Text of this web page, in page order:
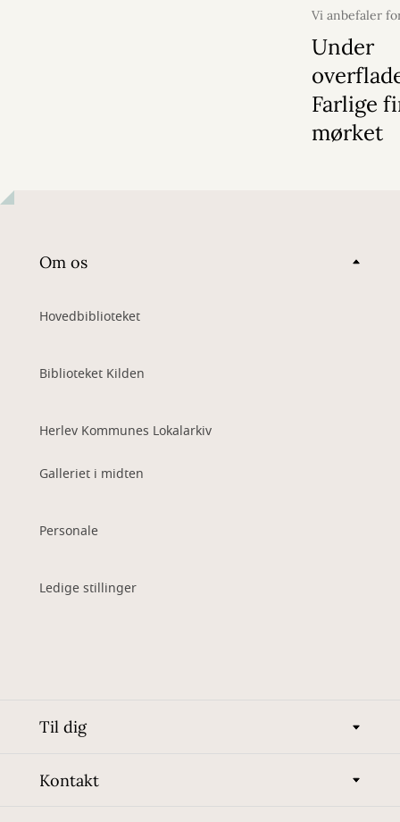
Vi anbefaler
2026
Under
Farlige
mørket
Om os
Hovedbiblioteket
Biblioteket Kilden
Herlev Kommunes Lokalarkiv
Galleriet i midten
Personale
Ledige stillinger
Til dig
Kontakt